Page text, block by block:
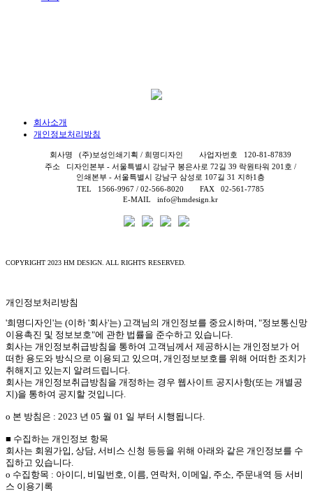
회사소개
개인정보처리방침
회사명 (주)보성인쇄기획 / 희명디자인 사업자번호
120-81-87839
주소
디자인본부 - 서울특별시 강남구 봉은사로 72길 39 락원타워 201호 /
인쇄본부 - 서울특별시 강남구 삼성로 107길 31 지하1층
TEL
1566-9967 / 02-566-8020 FAX
02-561-7785
E-MAIL
info@hmdesign.kr
COPYRIGHT 2023 HM DESIGN. ALL RIGHTS RESERVED.
개인정보처리방침
'희명디자인'는 (이하 '회사'는) 고객님의 개인정보를 중요시하며, "정보통신망
이용촉진 및 정보보호"에 관한 법률을 준수하고 있습니다.
회사는 개인정보취급방침을 통하여 고객님께서 제공하시는 개인정보가 어
떠한 용도와 방식으로 이용되고 있으며, 개인정보보호를 위해 어떠한 조치가
취해지고 있는지 알려드립니다.
회사는 개인정보취급방침을 개정하는 경우 웹사이트 공지사항(또는 개별공
지)을 통하여 공지할 것입니다.
ο 본 방침은 : 2023 년 05 월 01 일 부터 시행됩니다.
■ 수집하는 개인정보 항목
회사는 회원가입, 상담, 서비스 신청 등등을 위해 아래와 같은 개인정보를 수
집하고 있습니다.
ο 수집항목 : 아이디, 비밀번호, 이름, 연락처, 이메일, 주소, 주문내역 등 서비
스 이용기록